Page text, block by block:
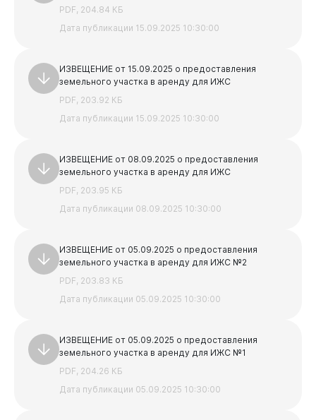
Администрация
Защита прав предпринимателей
Основные нормативные документы
Имущественная поддержка
PDF, 204.84 КБ
Дата публикации 15.09.2025 10:30:00
ИЗВЕЩЕНИЕ от 15.09.2025 о предоставления
земельного участка в аренду для ИЖС
PDF, 203.92 КБ
Дата публикации 15.09.2025 10:30:00
ИЗВЕЩЕНИЕ от 08.09.2025 о предоставления
земельного участка в аренду для ИЖС
PDF, 203.95 КБ
Дата публикации 08.09.2025 10:30:00
ИЗВЕЩЕНИЕ от 05.09.2025 о предоставления
земельного участка в аренду для ИЖС №2
PDF, 203.83 КБ
Дата публикации 05.09.2025 10:30:00
ИЗВЕЩЕНИЕ от 05.09.2025 о предоставления
земельного участка в аренду для ИЖС №1
PDF, 204.26 КБ
Дата публикации 05.09.2025 10:30:00